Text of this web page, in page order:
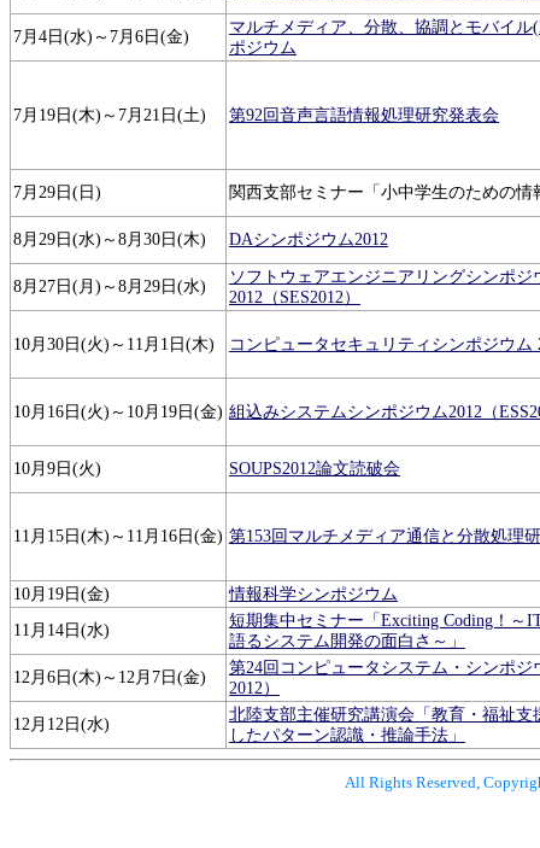
7月4日(水)～7月6日(金)
マルチメディア、分散、協調とモバイル
ポジウム
7月19日(木)～7月21日(土) 第92回音声言語情報処理研究発表会
7月29日(日) 関西支部セミナー「小中学生のための情
8月29日(水)～8月30日(木) DAシンポジウム2012
8月27日(月)～8月29日(水)
ソフトウェアエンジニアリングシンポジ
2012（SES2012）
10月30日(火)～11月1日(木) コンピュータセキュリティシンポジウム
10月16日(火)～10月19日(金) 組込みシステムシンポジウム2012（
10月9日(火) SOUPS2012論文読破会
11月15日(木)～11月16日(金) 第153回マルチメディア通信と分散処理
10月19日(金)
情報科学シンポジウム
11月14日(水)
短期集中セミナー「Exciting Coding！～
語るシステム開発の面白さ～」
12月6日(木)～12月7日(金)
第24回コンピュータシステム・シンポジ
2012）
12月12日(水)
北陸支部主催研究講演会「教育・福祉支
したパターン認識・推論手法」
All Rights Reserved,